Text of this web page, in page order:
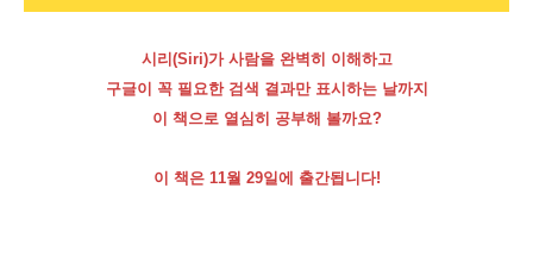
시리(Siri)가 사람을 완벽히 이해하고
구글이 꼭 필요한 검색 결과만 표시하는 날까지
이 책으로 열심히 공부해 볼까요?
이 책은 11월 29일에 출간됩니다!